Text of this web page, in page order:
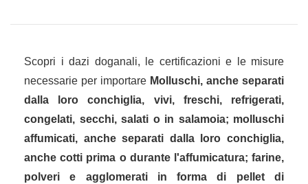
Scopri i dazi doganali, le certificazioni e le misure
necessarie per importare Molluschi, anche separati
dalla loro conchiglia, vivi, freschi, refrigerati,
congelati, secchi, salati o in salamoia; molluschi
affumicati, anche separati dalla loro conchiglia,
anche cotti prima o durante l'affumicatura; farine,
polveri e agglomerati in forma di pellet di